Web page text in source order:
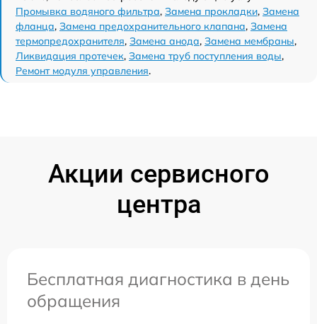
Промывка водяного фильтра, Замена прокладки, Замена
фланца, Замена предохранительного клапана, Замена
термопредохранителя, Замена анода, Замена мембраны,
Ликвидация протечек, Замена труб поступления воды,
Ремонт модуля управления.
Акции сервисного
центра
Бесплатная диагностика в день
обращения